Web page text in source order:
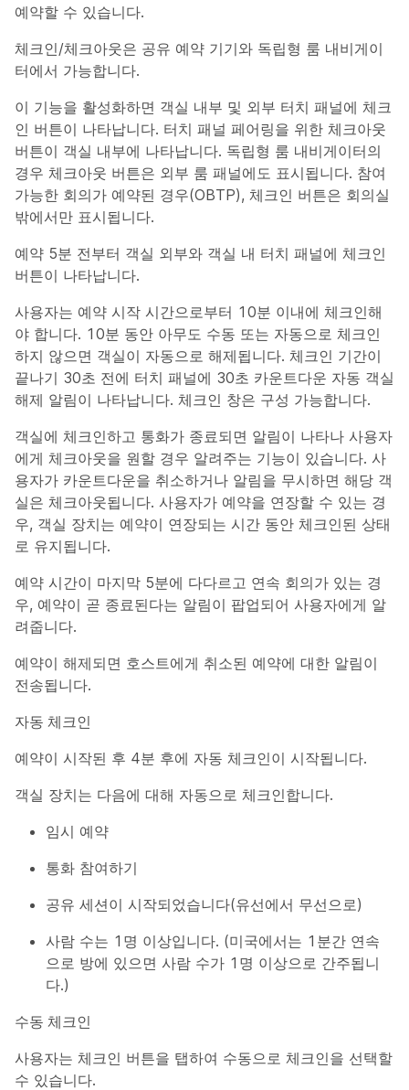
예약할 수 있습니다.
체크인/체크아웃은 공유 예약 기기와 독립형 룸 내비게이
터에서 가능합니다.
이 기능을 활성화하면 객실 내부 및 외부 터치 패널에 체크
인 버튼이 나타납니다. 터치 패널 페어링을 위한 체크아웃
버튼이 객실 내부에 나타납니다. 독립형 룸 내비게이터의
경우 체크아웃 버튼은 외부 룸 패널에도 표시됩니다. 참여
가능한 회의가 예약된 경우(OBTP), 체크인 버튼은 회의실
밖에서만 표시됩니다.
예약 5분 전부터 객실 외부와 객실 내 터치 패널에 체크인
버튼이 나타납니다.
사용자는 예약 시작 시간으로부터 10분 이내에 체크인해
야 합니다. 10분 동안 아무도 수동 또는 자동으로 체크인
하지 않으면 객실이 자동으로 해제됩니다. 체크인 기간이
끝나기 30초 전에 터치 패널에 30초 카운트다운 자동 객실
해제 알림이 나타납니다. 체크인 창은 구성 가능합니다.
객실에 체크인하고 통화가 종료되면 알림이 나타나 사용자
에게 체크아웃을 원할 경우 알려주는 기능이 있습니다. 사
용자가 카운트다운을 취소하거나 알림을 무시하면 해당 객
실은 체크아웃됩니다. 사용자가 예약을 연장할 수 있는 경
우, 객실 장치는 예약이 연장되는 시간 동안 체크인된 상태
로 유지됩니다.
예약 시간이 마지막 5분에 다다르고 연속 회의가 있는 경
우, 예약이 곧 종료된다는 알림이 팝업되어 사용자에게 알
려줍니다.
예약이 해제되면 호스트에게 취소된 예약에 대한 알림이
전송됩니다.
자동 체크인
예약이 시작된 후 4분 후에 자동 체크인이 시작됩니다.
객실 장치는 다음에 대해 자동으로 체크인합니다.
임시 예약
통화 참여하기
공유 세션이 시작되었습니다(유선에서 무선으로)
사람 수는 1명 이상입니다. (미국에서는 1분간 연속
으로 방에 있으면 사람 수가 1명 이상으로 간주됩니
다.)
수동 체크인
사용자는 체크인 버튼을 탭하여 수동으로 체크인을 선택할
수 있습니다.